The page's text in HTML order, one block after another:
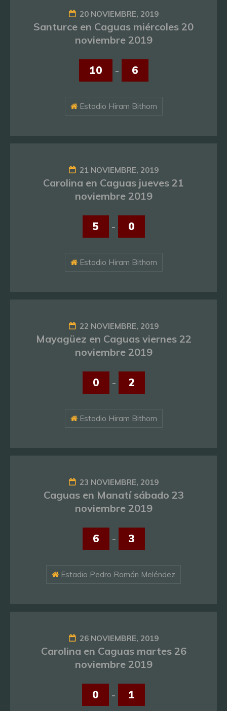
20 NOVIEMBRE, 2019
Santurce en Caguas miércoles 20
noviembre 2019
10 - 6
Estadio Hiram Bithorn
21 NOVIEMBRE, 2019
Carolina en Caguas jueves 21
noviembre 2019
5 - 0
Estadio Hiram Bithorn
22 NOVIEMBRE, 2019
Mayagüez en Caguas viernes 22
noviembre 2019
0 - 2
Estadio Hiram Bithorn
23 NOVIEMBRE, 2019
Caguas en Manatí sábado 23
noviembre 2019
6 - 3
Estadio Pedro Román Meléndez
26 NOVIEMBRE, 2019
Carolina en Caguas martes 26
noviembre 2019
0 - 1